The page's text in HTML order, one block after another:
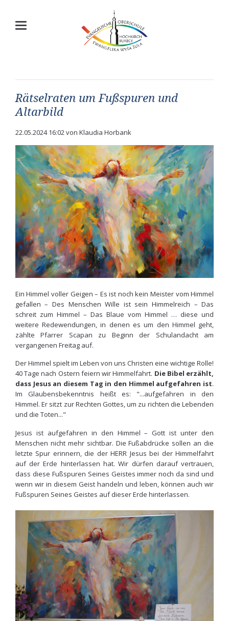
Rätselraten um Fußspuren und
Altarbild
22.05.2024 16:02von Klaudia Horbank
Ein Himmel voller Geigen – Es ist noch kein Meister vom Himmel
gefallen – Des Menschen Wille ist sein Himmelreich – Das
schreit zum Himmel – Das Blaue vom Himmel … diese und
weitere Redewendungen, in denen es um den Himmel geht,
zählte Pfarrer Scapan zu Beginn der Schulandacht am
vergangenen Freitag auf.
Der Himmel spielt im Leben von uns Christen eine wichtige Rolle!
40 Tage nach Ostern feiern wir Himmelfahrt. Die Bibel erzählt,
dass Jesus an diesem Tag in den Himmel aufgefahren ist.
Im Glaubensbekenntnis heißt es: "...aufgefahren in den
Himmel. Er sitzt zur Rechten Gottes, um zu richten die Lebenden
und die Toten..."
Jesus ist aufgefahren in den Himmel – Gott ist unter den
Menschen nicht mehr sichtbar. Die Fußabdrücke sollen an die
letzte Spur erinnern, die der HERR Jesus bei der Himmelfahrt
auf der Erde hinterlassen hat. Wir dürfen darauf vertrauen,
dass diese Fußspuren Seines Geistes immer noch da sind und
wenn wir in diesem Geist handeln und leben, können auch wir
Fußspuren Seines Geistes auf dieser Erde hinterlassen.